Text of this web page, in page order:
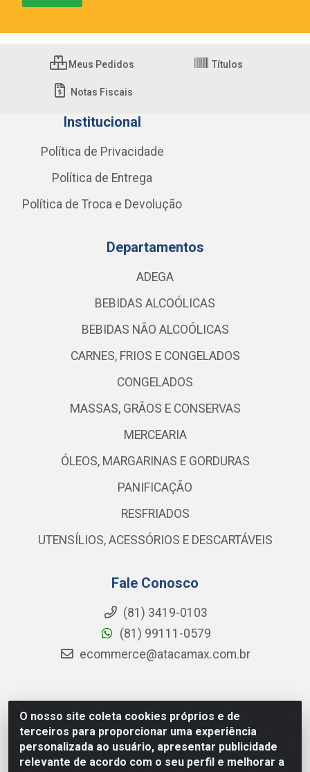
O nosso site coleta cookies próprios e de
terceiros para proporcionar uma experiência
personalizada ao usuário, apresentar publicidade
relevante de acordo com o seu perfil e melhorar a
Meus Pedidos Títulos
Notas Fiscais
Institucional
Política de Privacidade
Política de Entrega
Política de Troca e Devolução
Departamentos
ADEGA
BEBIDAS ALCOÓLICAS
BEBIDAS NÃO ALCOÓLICAS
CARNES, FRIOS E CONGELADOS
CONGELADOS
MASSAS, GRÃOS E CONSERVAS
MERCEARIA
ÓLEOS, MARGARINAS E GORDURAS
PANIFICAÇÃO
RESFRIADOS
UTENSÍLIOS, ACESSÓRIOS E DESCARTÁVEIS
Fale Conosco
(81) 3419-0103
(81) 99111-0579
ecommerce@atacamax.com.br
Atacamax Importadora de Alimentos LTDA - RODOVIA
BR-101 - SUL, KM 79,60 GP E GALPAO:D - Muribeca,
Jaboatão dos Guararapes - PE, 54355-010 - CNPJ